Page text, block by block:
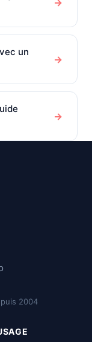
un
→
→
2004